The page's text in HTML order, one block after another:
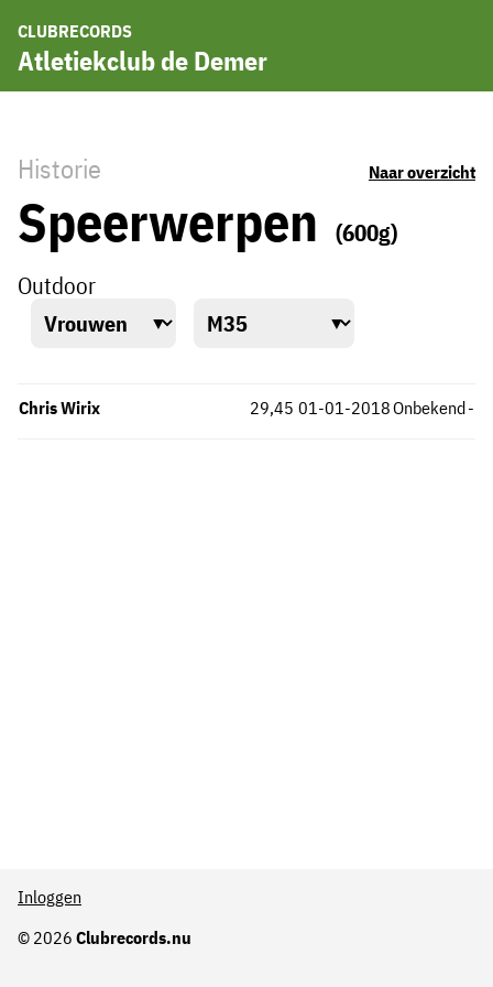
CLUBRECORDS
Atletiekclub de Demer
Historie Naar overzicht
Speerwerpen
(600g)
Outdoor
Chris Wirix Onbekend
29,45 -
01-01-2018
© 2026 Clubrecords.nu
Inloggen